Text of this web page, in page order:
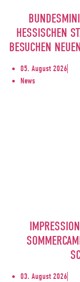
HESSISCHEN
BESUCHEN
05. August 2026
News
03. August 2026